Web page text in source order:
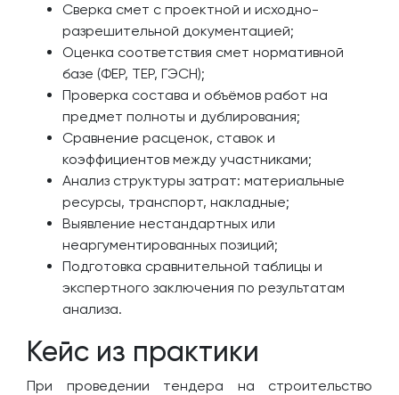
Сверка смет с проектной и исходно-
разрешительной документацией;
Оценка соответствия смет нормативной
базе (ФЕР, ТЕР, ГЭСН);
Проверка состава и объёмов работ на
предмет полноты и дублирования;
Сравнение расценок, ставок и
коэффициентов между участниками;
Анализ структуры затрат: материальные
ресурсы, транспорт, накладные;
Выявление нестандартных или
неаргументированных позиций;
Подготовка сравнительной таблицы и
экспертного заключения по результатам
анализа.
Кейс из практики
При проведении тендера на строительство